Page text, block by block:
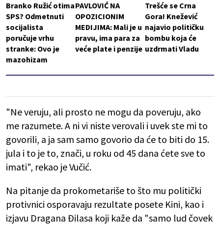
Branko Ružić otima
SPS? Odmetnuti
socijalista
poručuje vrhu
stranke: Ovo je
mazohizam
PAVLOVIĆ NA
OPOZICIONIM
MEDIJIMA: Mali je u
pravu, ima para za
veće plate i penzije
Trešće se Crna
Gora! Knežević
najavio političku
bombu koja će
uzdrmati Vladu
"Ne veruju, ali prosto ne mogu da poveruju, ako
me razumete. A ni vi niste verovali i uvek ste mi to
govorili, a ja sam samo govorio da će to biti do 15.
jula i to je to, znači, u roku od 45 dana ćete sve to
imati", rekao je Vučić.
Na pitanje da prokometariše to što mu politički
protivnici osporavaju rezultate posete Kini, kao i
izjavu Dragana Đilasa koji kaže da "samo lud čovek